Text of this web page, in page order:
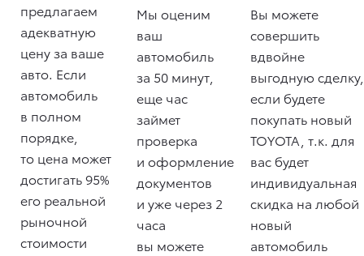
предлагаем
адекватную
цену за ваше
авто. Если
автомобиль
в полном
порядке,
то цена может
достигать 95%
его реальной
рыночной
стоимости
Мы оценим
ваш
автомобиль
за 50 минут,
еще час
займет
проверка
и оформление
документов
и уже через 2
часа
вы можете
Вы можете
совершить
вдвойне
выгодную сделку,
если будете
покупать новый
TOYOTA, т.к. для
вас будет
индивидуальная
скидка на любой
новый
автомобиль